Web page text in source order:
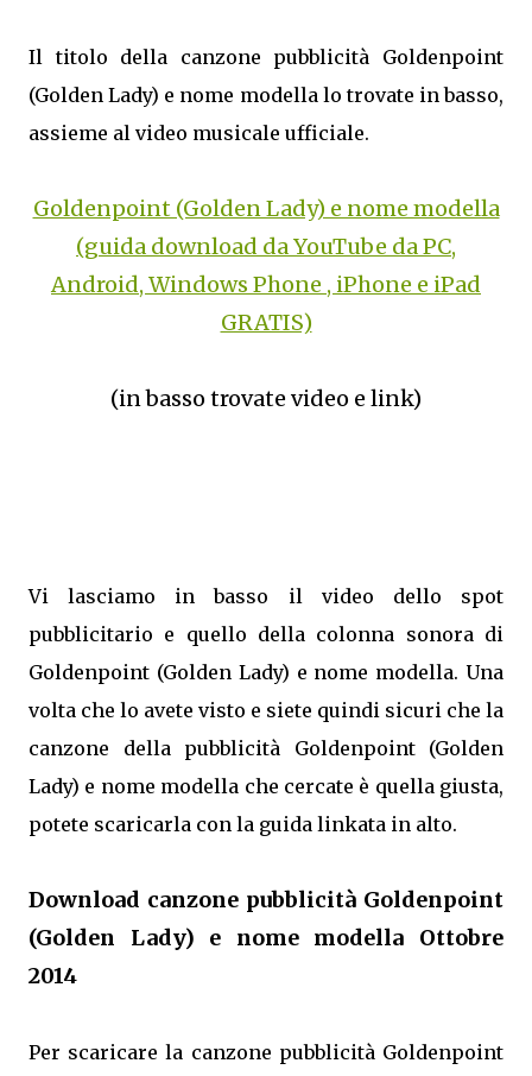
Il titolo della canzone pubblicità Goldenpoint
(Golden Lady) e nome modella lo trovate in basso,
assieme al video musicale ufficiale.
Goldenpoint (Golden Lady) e nome modella
(guida download da YouTube da PC,
Android, Windows Phone , iPhone e iPad
GRATIS)
(in basso trovate video e link)
Vi lasciamo in basso il video dello spot
pubblicitario e quello della colonna sonora di
Goldenpoint (Golden Lady) e nome modella. Una
volta che lo avete visto e siete quindi sicuri che la
canzone della pubblicità Goldenpoint (Golden
Lady) e nome modella che cercate è quella giusta,
potete scaricarla con la guida linkata in alto.
Download canzone pubblicità Goldenpoint
(Golden Lady) e nome modella Ottobre
2014
Per scaricare la canzone pubblicità Goldenpoint